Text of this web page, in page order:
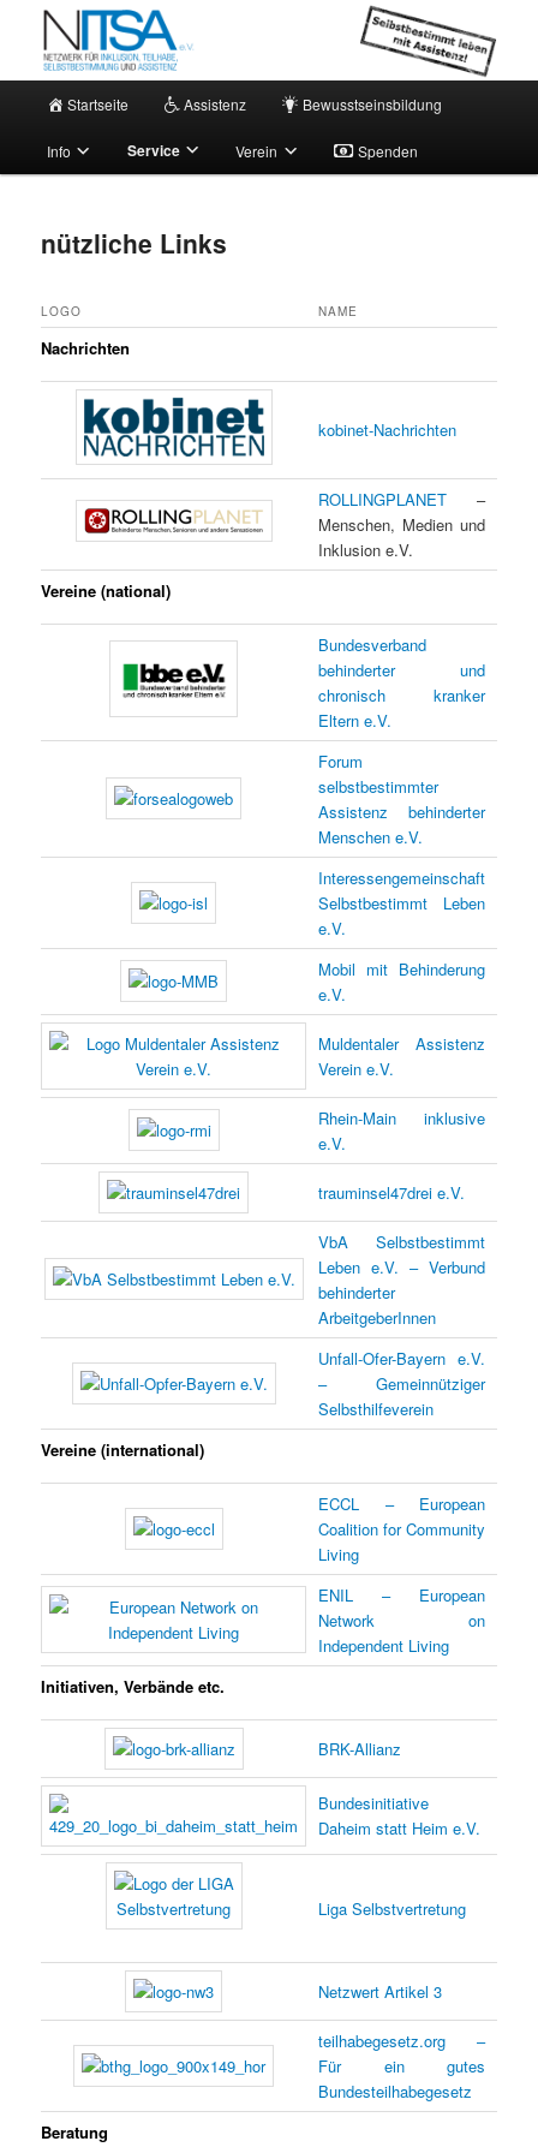
primären
springenNITSA e.V.
Selbstbestimmt leben mit Assistenz!
HauptmenüStartseite Assistenz Bewusstseinsbildung
Info Service Verein Spenden
nützliche Links
LOGO NAME
Nachrichten
kobinet-Nachrichten
ROLLINGPLANET –
Menschen, Medien und
Inklusion e.V.
Vereine (national)
Bundesverband
behinderter und
chronisch kranker
Eltern e.V.
Forum
selbstbestimmter
Assistenz behinderter
Menschen e.V.
Interessengemeinschaft
Selbstbestimmt Leben
e.V.
Mobil mit Behinderung
e.V.
Muldentaler Assistenz
Verein e.V.
Rhein-Main inklusive
e.V.
trauminsel47drei e.V.
VbA Selbstbestimmt
Leben e.V. – Verbund
behinderter
ArbeitgeberInnen
Unfall-Ofer-Bayern e.V.
– Gemeinnütziger
Selbsthilfeverein
Vereine (international)
ECCL – European
Coalition for Community
Living
ENIL – European
Network on
Independent Living
Initiativen, Verbände etc.
BRK-Allianz
Bundesinitiative
Daheim statt Heim e.V.
Liga Selbstvertretung
Netzwert Artikel 3
teilhabegesetz.org –
Für ein gutes
Bundesteilhabegesetz
Beratung